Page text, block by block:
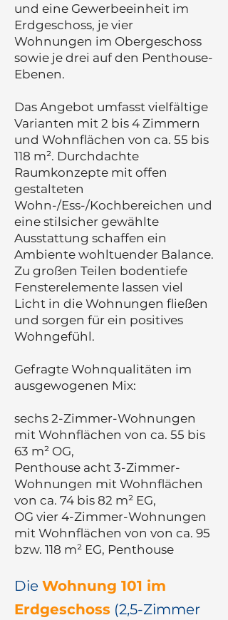
und eine Gewerbeeinheit im
Erdgeschoss, je vier
Wohnungen im Obergeschoss
sowie je drei auf den Penthouse-
Ebenen.
Das Angebot umfasst vielfältige
Varianten mit 2 bis 4 Zimmern
und Wohnflächen von ca. 55 bis
118 m². Durchdachte
Raumkonzepte mit offen
gestalteten
Wohn-/Ess-/Kochbereichen und
eine stilsicher gewählte
Ausstattung schaffen ein
Ambiente wohltuender Balance.
Zu großen Teilen bodentiefe
Fensterelemente lassen viel
Licht in die Wohnungen fließen
und sorgen für ein positives
Wohngefühl.
Gefragte Wohnqualitäten im
ausgewogenen Mix:
sechs 2-Zimmer-Wohnungen
mit Wohnflächen von ca. 55 bis
63 m² OG,
Penthouse acht 3-Zimmer-
Wohnungen mit Wohnflächen
von ca. 74 bis 82 m² EG,
OG vier 4-Zimmer-Wohnungen
mit Wohnflächen von von ca. 95
bzw. 118 m² EG, Penthouse
Die Wohnung 101 im
Erdgeschoss (2,5-Zimmer